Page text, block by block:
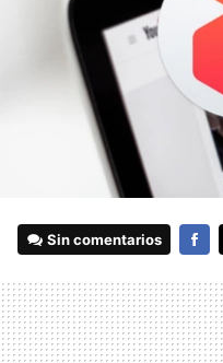
Sin comentarios